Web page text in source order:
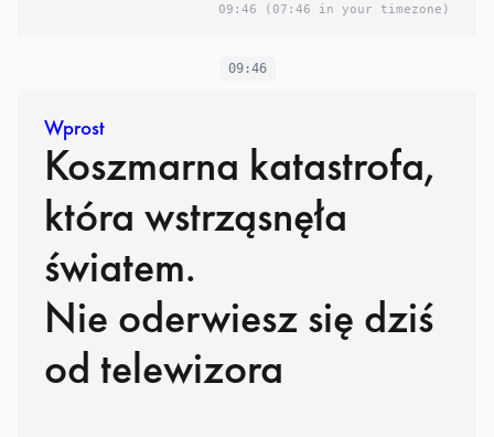
09:46 (07:46 in your timezone)
09:46
Wprost
Koszmarna katastrofa,
która wstrząsnęła
światem.
Nie oderwiesz się dziś
od telewizora